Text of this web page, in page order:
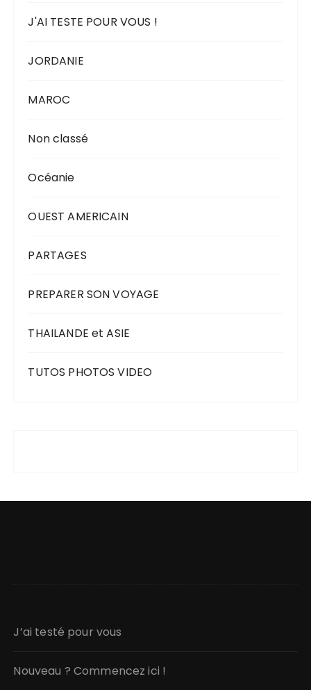
J'AI TESTE POUR VOUS !
JORDANIE
MAROC
Non classé
Océanie
OUEST AMERICAIN
PARTAGES
PREPARER SON VOYAGE
THAILANDE et ASIE
TUTOS PHOTOS VIDEO
J’ai testé pour vous
Nouveau ? Commencez ici !